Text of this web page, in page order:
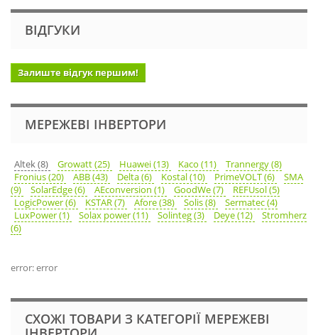
ВІДГУКИ
Залиште відгук першим!
МЕРЕЖЕВІ ІНВЕРТОРИ
Altek (8) Growatt (25) Huawei (13) Kaco (11)
Trannergy (8)
Fronius (20)
ABB (43) Delta (6) Kostal (10) PrimeVOLT (6)
SMA
(9)
SolarEdge (6) AEconversion (1) GoodWe (7)
REFUsol (5)
LogicPower (6)
KSTAR (7) Afore (38) Solis (8)
Sermatec (4)
LuxPower (1)
Solax power (11) Solinteg (3) Deye (12)
Stromherz
(6)
error: error
СХОЖІ ТОВАРИ З КАТЕГОРІЇ МЕРЕЖЕВІ